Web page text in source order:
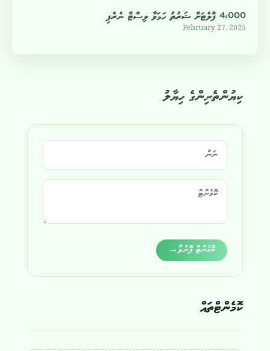
ކިޔުންތެރިންގެ ހިޔާލު
ކޮމެންޓް ފޮނުވާ→
ކޮމެންޓްތައް
4،000 ފްލެޓަށް ޝަރުތު ހަމަވާ ލިސްޓް ނެރެފި
February 27, 2025